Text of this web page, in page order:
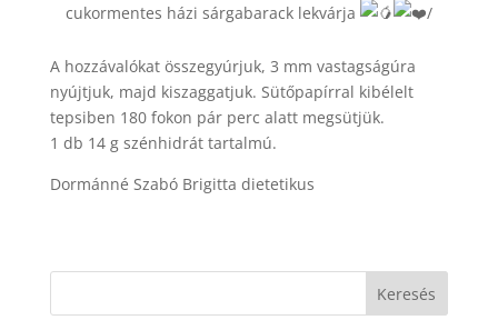
cukormentes házi sárgabarack lekvárja
/
A hozzávalókat összegyúrjuk, 3 mm vastagságúra
nyújtjuk, majd kiszaggatjuk. Sütőpapírral kibélelt
tepsiben 180 fokon pár perc alatt megsütjük.
1 db 14 g szénhidrát tartalmú.
Dormánné Szabó Brigitta dietetikus